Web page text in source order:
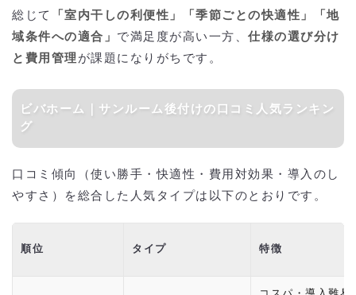
総じて
「室内干しの利便性」「季節ごとの快適性」「地
域条件への適合」 で満足度が高い一方、 仕様の選び分け
と費用管理 が課題になりがちです。
ビバホーム｜サンルーム後付けの口コミ人気ランキン
グ
口コミ傾向（使い勝手・快適性・費用対効果・導入のし
やすさ）を総合した人気タイプは以下のとおりです。
順位 タイプ 特徴